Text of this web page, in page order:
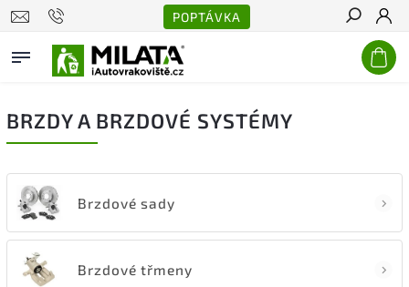
POPTÁVKA
Hledat
BRZDY A BRZDOVÉ SYSTÉMY
Brzdové sady
Brzdové třmeny